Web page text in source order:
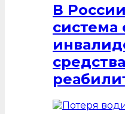
В
система